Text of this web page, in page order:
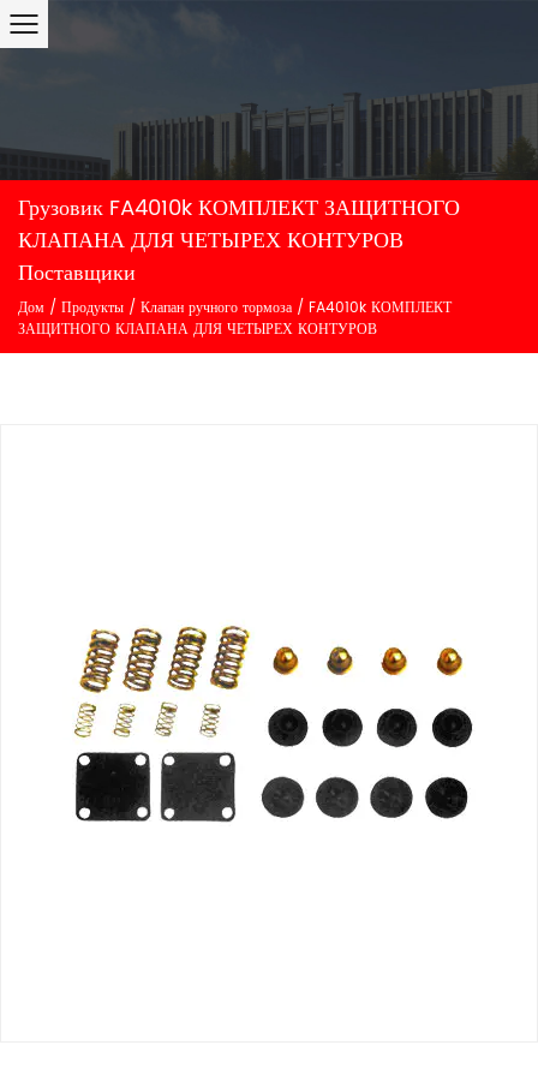
Грузовик FA4010k КОМПЛЕКТ ЗАЩИТНОГО
КЛАПАНА ДЛЯ ЧЕТЫРЕХ КОНТУРОВ
Поставщики
Дом / Продукты / Клапан ручного тормоза / FA4010k КОМПЛЕКТ
ЗАЩИТНОГО КЛАПАНА ДЛЯ ЧЕТЫРЕХ КОНТУРОВ